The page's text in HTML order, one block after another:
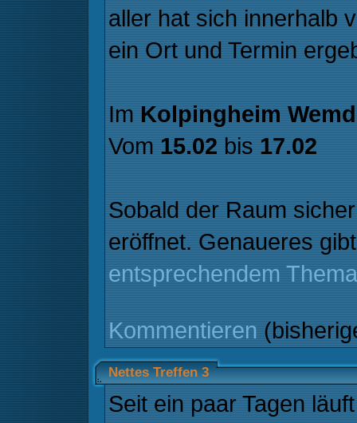
aller hat sich innerhalb
ein Ort und Termin
Im Kolpingheim
Vom 15.02 bis 17.02
Sobald der Raum
eröffnet. Genaueres
entsprechendem
Kommentieren
Nettes Treffen 3
Seit ein paar Tagen